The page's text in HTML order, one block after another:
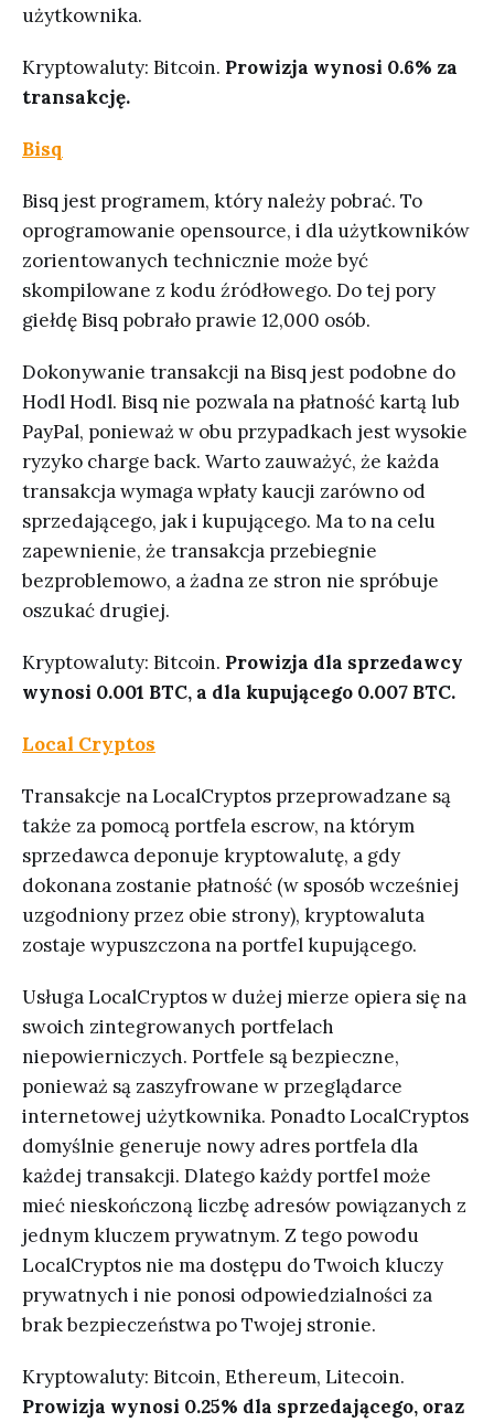
użytkownika.
Kryptowaluty: Bitcoin. Prowizja wynosi 0.6% za
transakcję.
Bisq
Bisq jest programem, który należy pobrać. To
oprogramowanie opensource, i dla użytkowników
zorientowanych technicznie może być
skompilowane z kodu źródłowego. Do tej pory
giełdę Bisq pobrało prawie 12,000 osób.
Dokonywanie transakcji na Bisq jest podobne do
Hodl Hodl. Bisq nie pozwala na płatność kartą lub
PayPal, ponieważ w obu przypadkach jest wysokie
ryzyko charge back. Warto zauważyć, że każda
transakcja wymaga wpłaty kaucji zarówno od
sprzedającego, jak i kupującego. Ma to na celu
zapewnienie, że transakcja przebiegnie
bezproblemowo, a żadna ze stron nie spróbuje
oszukać drugiej.
Kryptowaluty: Bitcoin. Prowizja dla sprzedawcy
wynosi 0.001 BTC, a dla kupującego 0.007 BTC.
Local Cryptos
Transakcje na LocalCryptos przeprowadzane są
także za pomocą portfela escrow, na którym
sprzedawca deponuje kryptowalutę, a gdy
dokonana zostanie płatność (w sposób wcześniej
uzgodniony przez obie strony), kryptowaluta
zostaje wypuszczona na portfel kupującego.
Usługa LocalCryptos w dużej mierze opiera się na
swoich zintegrowanych portfelach
niepowierniczych. Portfele są bezpieczne,
ponieważ są zaszyfrowane w przeglądarce
internetowej użytkownika. Ponadto LocalCryptos
domyślnie generuje nowy adres portfela dla
każdej transakcji. Dlatego każdy portfel może
mieć nieskończoną liczbę adresów powiązanych z
jednym kluczem prywatnym. Z tego powodu
LocalCryptos nie ma dostępu do Twoich kluczy
prywatnych i nie ponosi odpowiedzialności za
brak bezpieczeństwa po Twojej stronie.
Kryptowaluty: Bitcoin, Ethereum, Litecoin.
Prowizja wynosi 0.25% dla sprzedającego, oraz